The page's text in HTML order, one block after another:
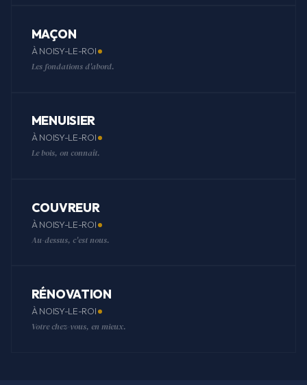
MAÇON
À NOISY-LE-ROI
Les fondations d'abord.
MENUISIER
À NOISY-LE-ROI
Le bois, on connaît.
COUVREUR
À NOISY-LE-ROI
Au-dessus, c'est nous.
RÉNOVATION
À NOISY-LE-ROI
Votre chez-vous, en mieux.